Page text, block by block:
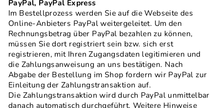
PayPal, PayPal Express
Im Bestellprozess werden Sie auf die Webseite des
Online-Anbieters PayPal weitergeleitet. Um den
Rechnungsbetrag über PayPal bezahlen zu können,
müssen Sie dort registriert sein bzw. sich erst
registrieren, mit Ihren Zugangsdaten legitimieren und
die Zahlungsanweisung an uns bestätigen. Nach
Abgabe der Bestellung im Shop fordern wir PayPal zur
Einleitung der Zahlungstransaktion auf.
Die Zahlungstransaktion wird durch PayPal unmittelbar
danach automatisch durchgeführt. Weitere Hinweise